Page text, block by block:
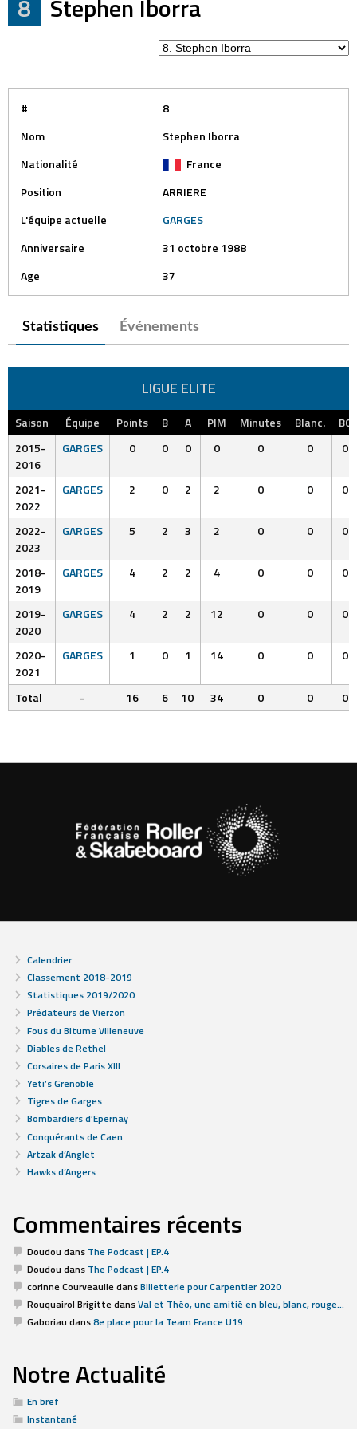
8 Stephen Iborra
#
8
Nom
Stephen Iborra
Nationalité
France
Position
ARRIERE
L'équipe actuelle
GARGES
Anniversaire
31 octobre 1988
Age
37
Statistiques Événements
LIGUE ELITE
Saison Équipe Points B A PIM Minutes Blanc.
BC
2015-
2016
GARGES 0 0 0 0 0 0 0
2021-
2022
GARGES 2 0 2 2 0 0 0
2022-
2023
GARGES 5 2 3 2 0 0 0
2018-
2019
GARGES 4 2 2 4 0 0 0
2019-
2020
GARGES 4 2 2 12 0 0 0
2020-
2021
GARGES 1 0 1 14 0 0 0
Total - 16 6 10 34 0 0 0
Calendrier
Classement 2018-2019
Statistiques 2019/2020
Prédateurs de Vierzon
Fous du Bitume Villeneuve
Diables de Rethel
Corsaires de Paris XIII
Yeti’s Grenoble
Tigres de Garges
Bombardiers d’Epernay
Conquérants de Caen
Artzak d’Anglet
Hawks d’Angers
Commentaires récents
Doudou dans The Podcast | EP.4
Doudou dans The Podcast | EP.4
corinne CourveaulledansBilletterie pour Carpentier 2020
Rouquairol BrigittedansVal et Théo, une amitié en bleu, blanc, rouge…
Gaboriau dans8e place pour la Team France U19
Notre Actualité
En bref
Instantané